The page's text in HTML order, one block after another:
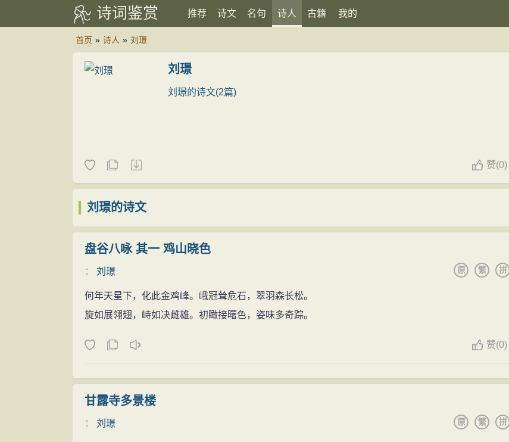
诗词鉴赏 推荐 诗文 名句 诗人 古籍 我的
首页 » 诗人 » 刘璟
刘璟
刘璟的诗文(2篇)
赞(0)
刘璟的诗文
盘谷八咏 其一 鸡山晓色
： 刘璟 拼
繁
原
何年天星下，化此金鸡峰。峨冠耸危石，翠羽森长松。
旋如展翎翅，峙如决雌雄。初瞰接曙色，姿味多奇踪。
赞(0)
甘露寺多景楼
： 刘璟 拼
繁
原